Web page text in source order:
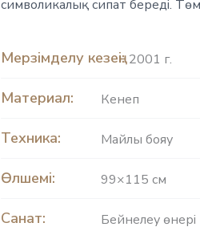
символикалық сипат береді.
Мерзімделу кезеңі: 2001 г.
Материал: Кенеп
Техника: Майлы бояу
Өлшемі: 99×115 см
Санат: Бейнелеу өнері